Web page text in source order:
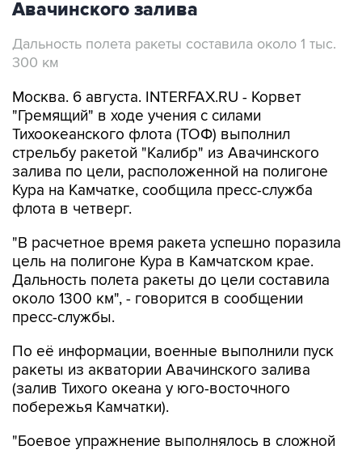
Дальность полета ракеты составила около 1 тыс.
Москва. 6 августа. INTERFAX.RU - Корвет
Тихоокеанского флота (ТОФ) выполнил
стрельбу ракетой "Калибр" из Авачинского
залива по цели, расположенной на полигоне
Кура на Камчатке, сообщила пресс-служба
флота в четверг.
"В расчетное время ракета успешно поразила
Дальность полета ракеты до цели составила
около 1300 км", - говорится в сообщении
пресс-службы.
По её информации, военные выполнили пуск
(залив Тихого океана у юго-восточного
побережья Камчатки).
"Боевое упражнение выполнялось в сложной
службе ТОФ.